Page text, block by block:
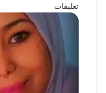
تعليقات